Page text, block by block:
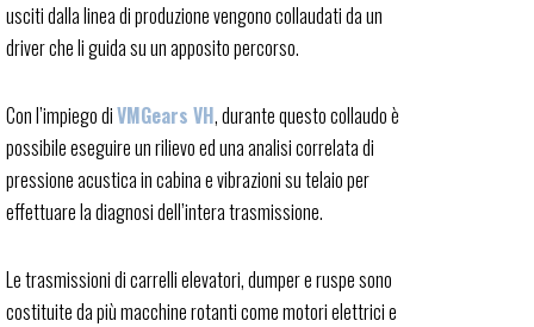
usciti dalla linea di produzione vengono collaudati da un
driver che li guida su un apposito percorso.
Con l’impiego diVMGears VH, durante questo collaudo è
possibile eseguire un rilievo ed una analisi correlata di
pressione acustica in cabina e vibrazioni su telaio per
effettuare la diagnosi dell’intera trasmissione.
Le trasmissioni di carrelli elevatori, dumper e ruspe sono
costituite da più macchine rotanti come motori elettrici e